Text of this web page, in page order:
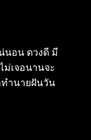
นอน ดวงดี มี
เจอนานจะ
ำนายฝันวัน